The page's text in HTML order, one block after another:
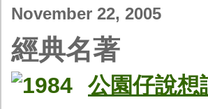
November 22, 2005
經典名著
公園仔說想